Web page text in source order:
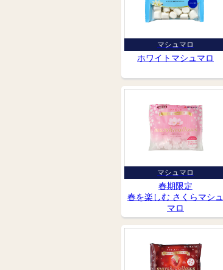
マシュマロ
ホワイトマシュマロ
マシュマロ
春期限定
春を楽しむ さくらマシュ
マロ